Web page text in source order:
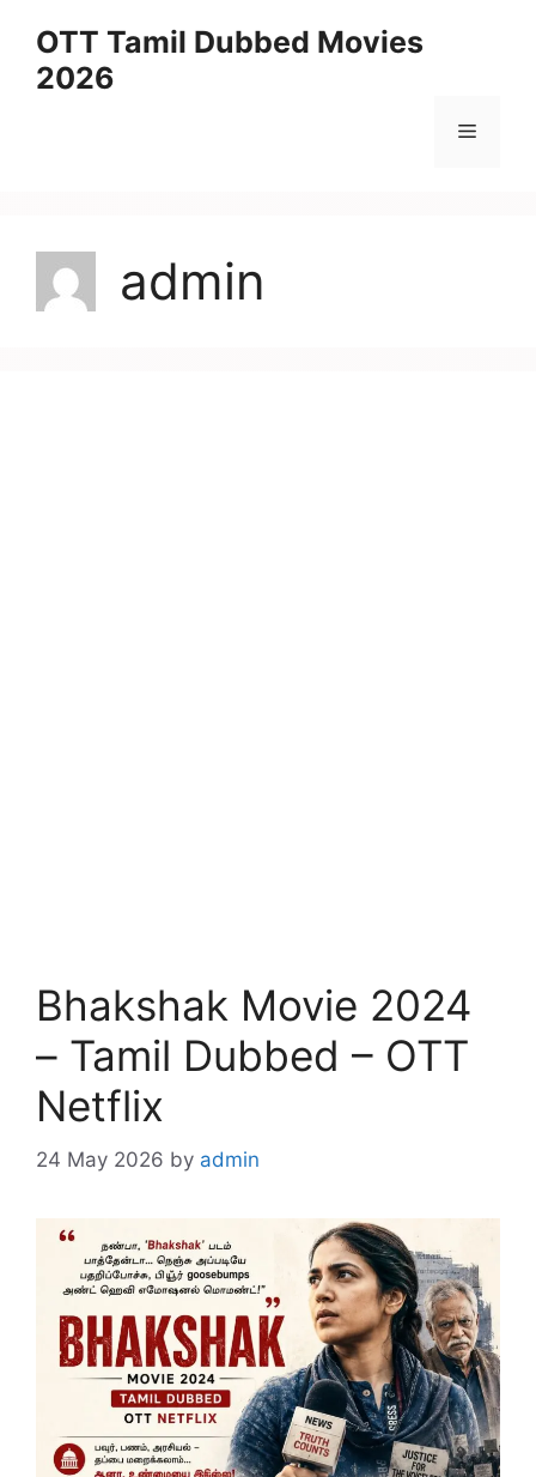
content
OTT Tamil Dubbed Movies
2026
Menu
admin
Bhakshak Movie 2024
– Tamil Dubbed – OTT
Netflix
24 May 2026 by admin